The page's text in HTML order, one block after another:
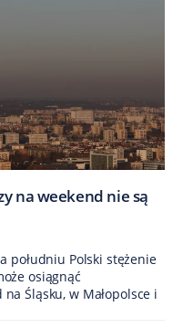
na weekend nie są
południu Polski stężenie
osiągnąć
Śląsku, w Małopolsce i